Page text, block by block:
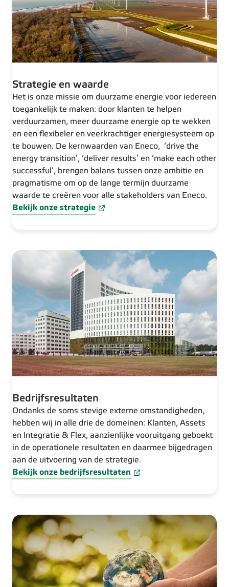
Strategie en waarde
Het is onze missie om duurzame energie voor iedereen
toegankelijk te maken: door klanten te helpen
verduurzamen, meer duurzame energie op te wekken
en een flexibeler en veerkrachtiger energiesysteem op
te bouwen. De kernwaarden van Eneco, ‘drive the
energy transition’, ‘deliver results’ en ‘make each other
successful’, brengen balans tussen onze ambitie en
pragmatisme om op de lange termijn duurzame
waarde te creëren voor alle stakeholders van Eneco.
Bekijk onze strategie
Bedrijfsresultaten
Ondanks de soms stevige externe omstandigheden,
hebben wij in alle drie de domeinen: Klanten, Assets
en Integratie & Flex, aanzienlijke vooruitgang geboekt
in de operationele resultaten en daarmee bijgedragen
aan de uitvoering van de strategie.
Bekijk onze bedrijfsresultaten